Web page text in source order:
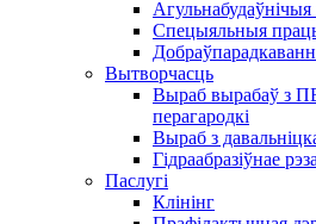
Спецыяльныя
Вытворчасць
Выраб вырабаў з
перагародкі
Выраб з
Гідраабразіўнае
Паслугі
Клінінг